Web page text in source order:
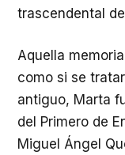
trascendental
Aquella
como si se
antiguo, Marta
del Primero de
Miguel Ángel